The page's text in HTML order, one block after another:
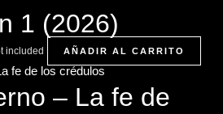
1 (2026)
included AÑADIR AL CARRITO
– La fe de